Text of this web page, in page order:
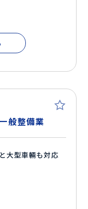
般整備業
大型車輛も対応